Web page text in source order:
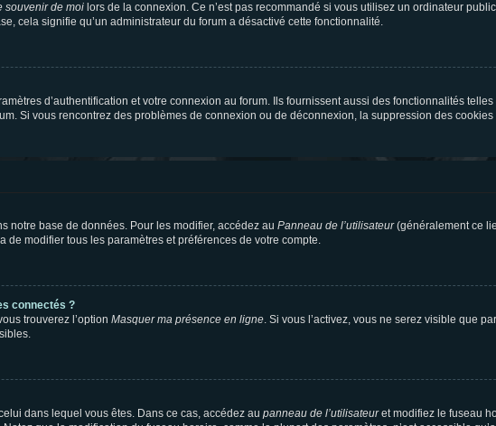
souvenir de moi lors de la connexion. Ce n’est pas recommandé si vous utilisez un ordinateur
cela signifie qu’un administrateur du forum a désactivé cette fonctionnalité.
d’authentification et votre connexion au forum. Ils fournissent aussi des fonctionnalités
Si vous rencontrez des problèmes de connexion ou de déconnexion, la suppression des
notre base de données. Pour les modifier, accédez au Panneau de l’utilisateur(généralement ce
de modifier tous les paramètres et préférences de votre compte.
connectés ?
trouverez l’option Masquer ma présence en ligne. Si vous l’activez, vous ne serez visible que
dans lequel vous êtes. Dans ce cas, accédez au panneau de l’utilisateuret modifiez le fuseau